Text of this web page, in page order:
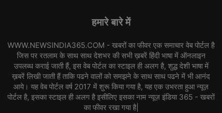
हमारे बारे में
WWW.NEWSINDIA365.COM - खबरों का फीवर एक समाचार वेब पोर्टल है
जिस पर रतलाम के साथ साथ देशभर की सभी ख़बरें हिंदी भाषा में ऑनलाइन
उपलब्ध कराई जाती हैं, इस वेब पोर्टल का स्टाइल ही अलग है, शुद्ध देशी भाषा में
ख़बरें लिखी जाती हैं ताकि पढने वालों को समझने के साथ साथ पढने में भी आनंद
आये। यह वेब पोर्टल वर्ष 2017 में शुरू किया गया है, यह एक उभरता हुआ न्यूज़
पोर्टल है, इसका स्टाइल ही अलग है इसीलिए इसका नाम न्यूज़ इंडिया 365 - खबरों
का फीवर रखा गया है|